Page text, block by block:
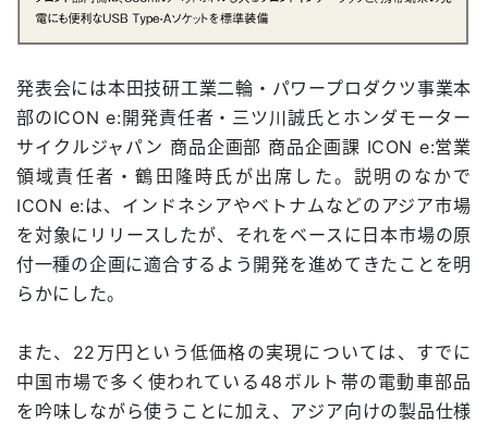
発表会には本田技研工業二輪・パワープロダクツ事業本
部のICON e:開発責任者・三ツ川誠氏とホンダモーター
サイクルジャパン 商品企画部 商品企画課 ICON e:営業
領域責任者・鶴田隆時氏が出席した。説明のなかで
ICON e:は、インドネシアやベトナムなどのアジア市場
を対象にリリースしたが、それをベースに日本市場の原
付一種の企画に適合するよう開発を進めてきたことを明
らかにした。
また、22万円という低価格の実現については、すでに
中国市場で多く使われている48ボルト帯の電動車部品
を吟味しながら使うことに加え、アジア向けの製品仕様